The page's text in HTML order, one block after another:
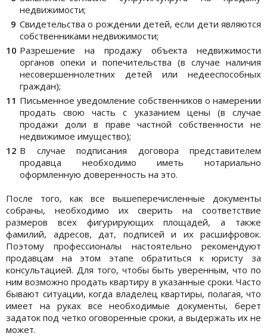
недвижимости;
Свидетельства о рождении детей, если дети являются
собственниками недвижимости;
Разрешение на продажу объекта недвижимости
органов опеки и попечительства (в случае наличия
несовершеннолетних детей или недееспособных
граждан);
Письменное уведомление собственников о намерении
продать свою часть с указанием цены (в случае
продажи доли в праве частной собственности не
недвижимое имущество);
В случае подписания договора представителем
продавца необходимо иметь нотариально
оформленную доверенность на это.
После того, как все вышеперечисленные документы
собраны, необходимо их сверить на соответствие
размеров всех фигурирующих площадей, а также
фамилий, адресов, дат, подписей и их расшифровок.
Поэтому профессионалы настоятельно рекомендуют
продавцам на этом этапе обратиться к юристу за
консультацией. Для того, чтобы быть уверенным, что по
ним возможно продать квартиру в указанные сроки. Часто
бывают ситуации, когда владелец квартиры, полагая, что
имеет на руках все необходимые документы, берет
задаток под четко оговоренные сроки, а выдержать их не
может.